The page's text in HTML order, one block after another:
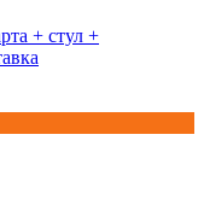
+ стул +